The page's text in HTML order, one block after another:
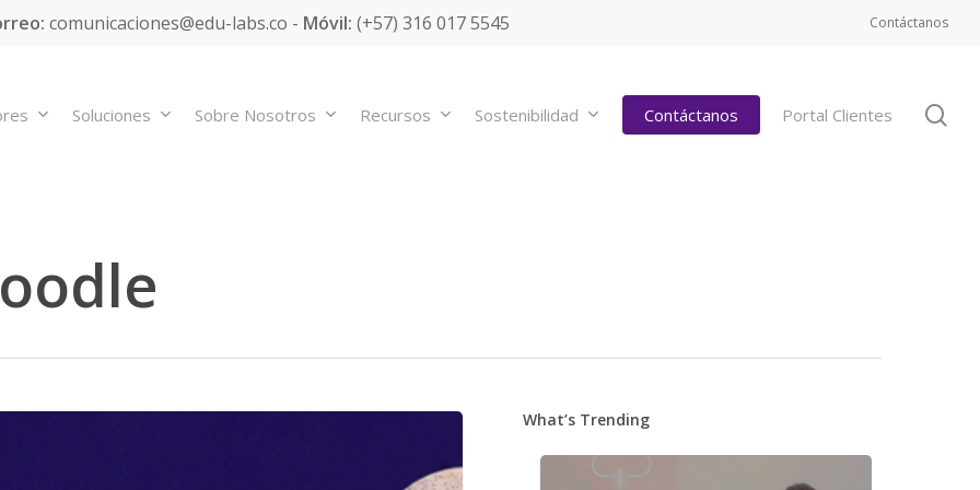
comunicaciones@edu-labs.co - Móvil: (+57) 316 017 5545 Contáctanos
Soluciones Sobre Nosotros Recursos Sostenibilidad Contáctanos Portal Clientes
What’s Trending